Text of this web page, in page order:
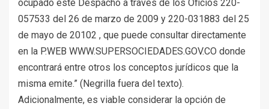
ocupado este Despacho a través de los Oficios 220-
057533 del 26 de marzo de 2009 y 220-031883 del 25
de mayo de 20102 , que puede consultar directamente
en la P.WEB WWW.SUPERSOCIEDADES.GOV.CO donde
encontrará entre otros los conceptos jurídicos que la
misma emite.” (Negrilla fuera del texto).
Adicionalmente, es viable considerar la opción de